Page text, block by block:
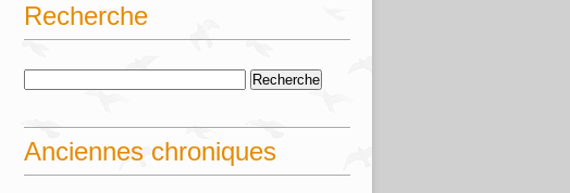
Recherche
Anciennes chroniques